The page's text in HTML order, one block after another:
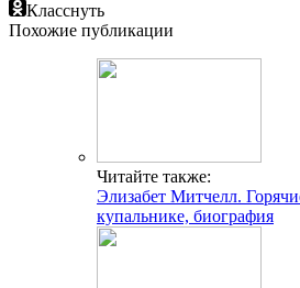
Класснуть
Похожие публикации
Читайте также:
Элизабет Митчелл.
купальнике, биография